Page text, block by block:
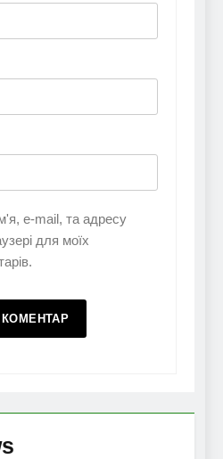
e-mail, та адресу
для моїх